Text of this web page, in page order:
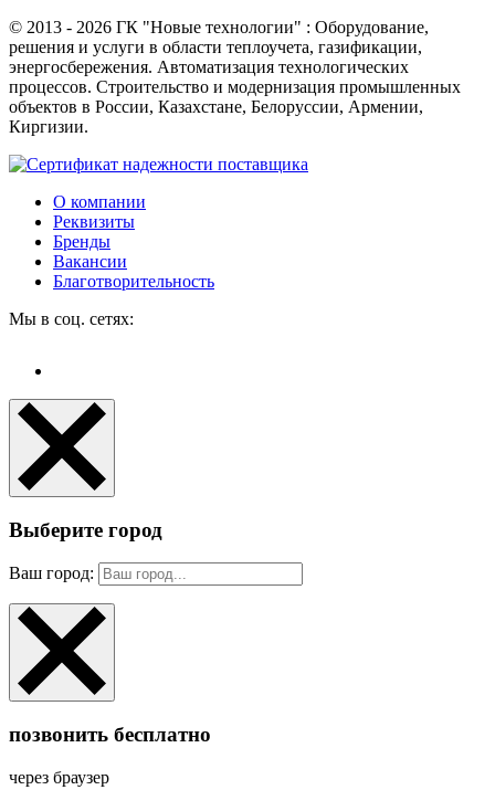
© 2013 - 2026 ГК "Новые технологии" : Оборудование,
решения и услуги в области теплоучета, газификации,
энергосбережения. Автоматизация технологических
процессов. Строительство и модернизация промышленных
объектов в России, Казахстане, Белоруссии, Армении,
Киргизии.
О компании
Реквизиты
Бренды
Вакансии
Благотворительность
Мы в соц. сетях:
Выберите город
Ваш город:
позвонить бесплатно
через браузер